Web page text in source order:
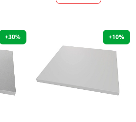
+30% +10%